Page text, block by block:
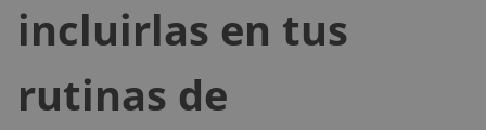
incluirlas en tus
rutinas de